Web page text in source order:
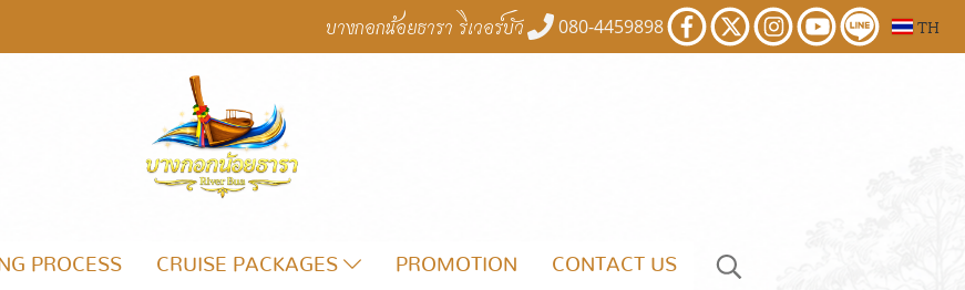
บางกอกน้อยธารา ริเวอร์บัว 080-4459898 TH
PROCESS CRUISE PACKAGES PROMOTION CONTACT US